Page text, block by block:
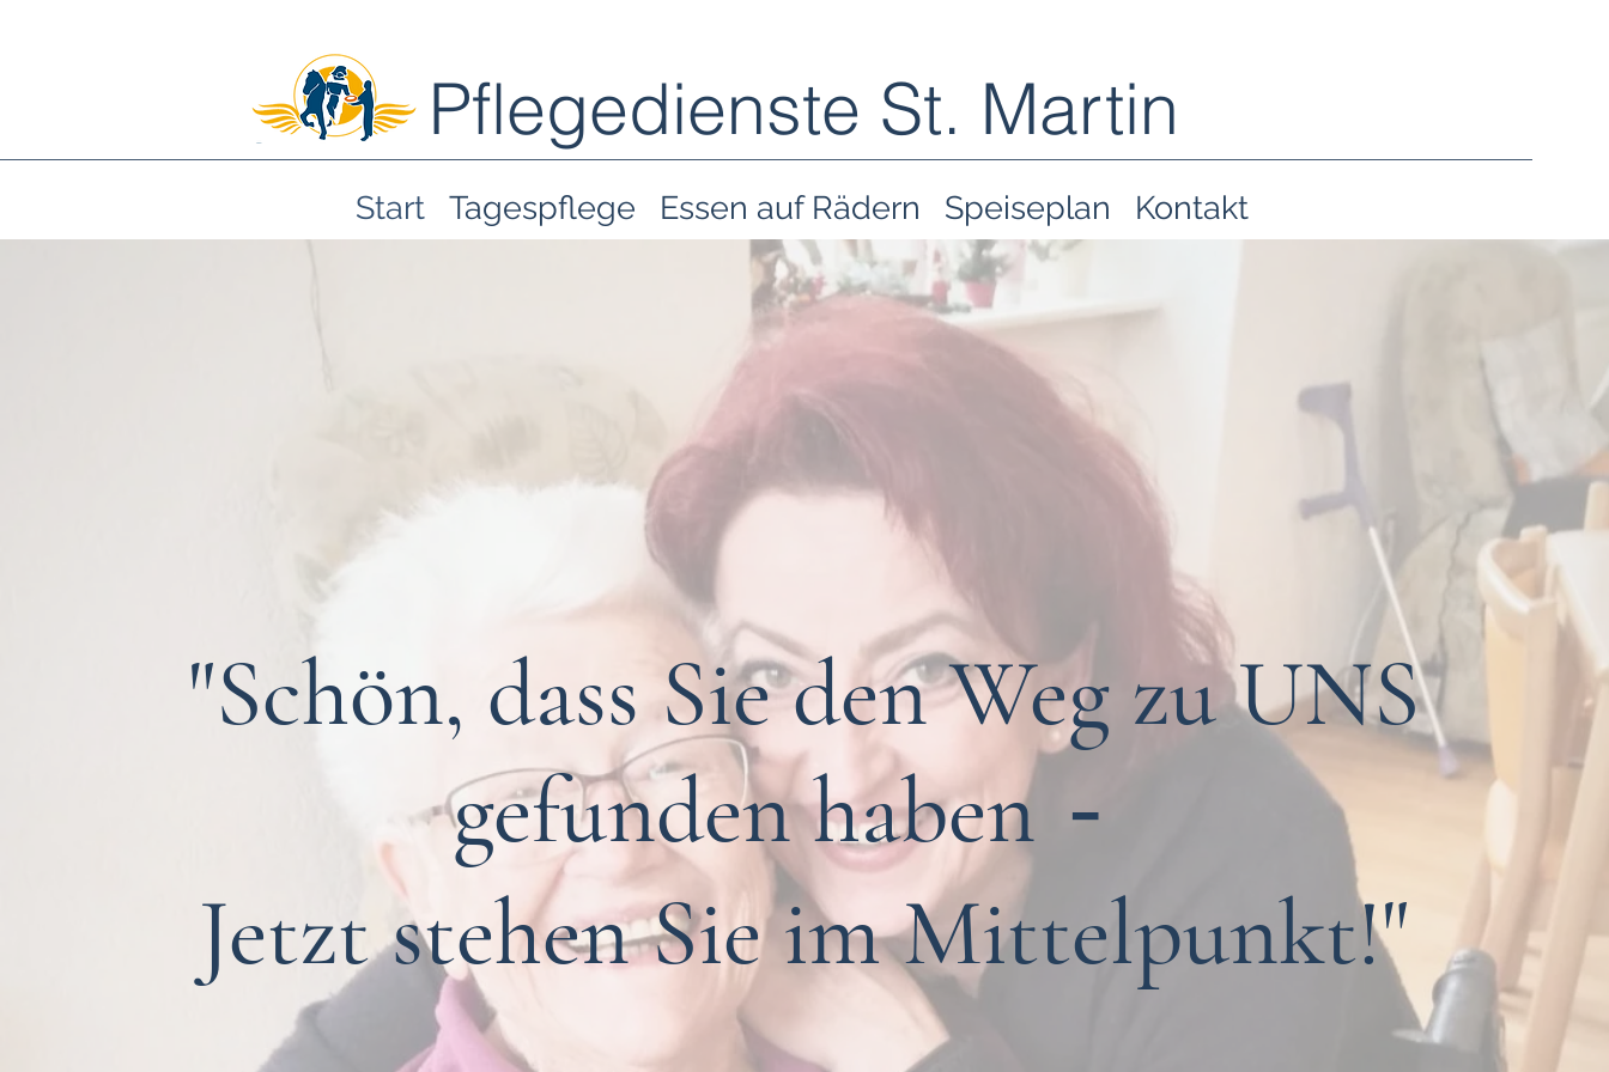
Pflegedienste St. Martin
Start Tagespflege Essen auf Rädern Speiseplan Kontakt
"Schön, dass Sie den Weg zu UNS
gefunden haben -
Jetzt stehen Sie im Mittelpunkt!"